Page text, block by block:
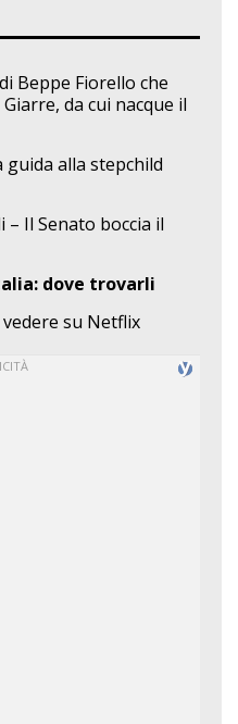
Beppe Fiorello che
da cui nacque il
alla stepchild
Il Senato boccia il
dove trovarli
vedere su Netflix